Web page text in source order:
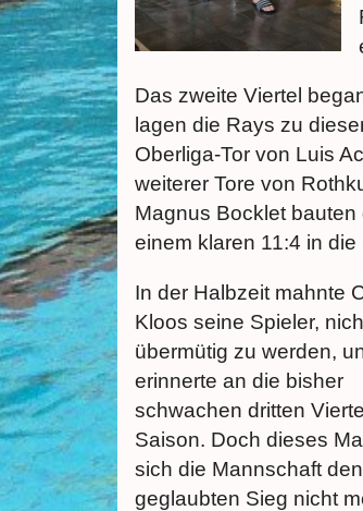
Das zweite Viertel
lagen die Rays zu
Oberliga-Tor von Luis
weiterer Tore von
Magnus Bocklet
einem klaren 11:4 in
In der Halbzeit mahnte
Kloos seine Spieler,
übermütig zu werden,
erinnerte an die bisher
schwachen dritten
Saison. Doch dieses
sich die Mannschaft
geglaubten Sieg nicht